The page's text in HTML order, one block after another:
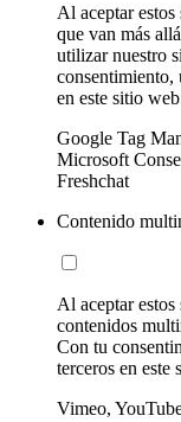
Al aceptar
que van más
utilizar nuestro
consentimiento,
en este sitio
Google Tag
Microsoft
Freshchat
Contenido
Al aceptar
contenidos
Con tu
terceros en este
Vimeo,